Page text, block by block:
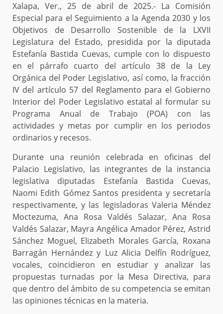
Xalapa, Ver., 25 de abril de 2025.- La Comisión
Especial para el Seguimiento a la Agenda 2030 y los
Objetivos de Desarrollo Sostenible de la LXVII
Legislatura del Estado, presidida por la diputada
Estefanía Bastida Cuevas, cumple con lo dispuesto
en el párrafo cuarto del artículo 38 de la Ley
Orgánica del Poder Legislativo, así como, la fracción
IV del artículo 57 del Reglamento para el Gobierno
Interior del Poder Legislativo estatal al formular su
Programa Anual de Trabajo (POA) con las
actividades y metas por cumplir en los periodos
ordinarios y recesos.
Durante una reunión celebrada en oficinas del
Palacio Legislativo, las integrantes de la instancia
legislativa diputadas Estefanía Bastida Cuevas,
Naomi Edith Gómez Santos presidenta y secretaría
respectivamente, y las legisladoras Valeria Méndez
Moctezuma, Ana Rosa Valdés Salazar, Ana Rosa
Valdés Salazar, Mayra Angélica Amador Pérez, Astrid
Sánchez Moguel, Elizabeth Morales García, Roxana
Barragán Hernández y Luz Alicia Delfín Rodríguez,
vocales, coincidieron en estudiar y analizar las
propuestas turnadas por la Mesa Directiva, para
que dentro del ámbito de su competencia se emitan
las opiniones técnicas en la materia.